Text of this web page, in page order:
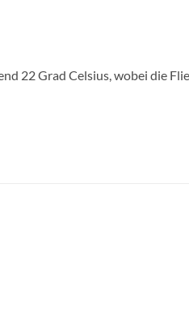
22 Grad Celsius, wobei die